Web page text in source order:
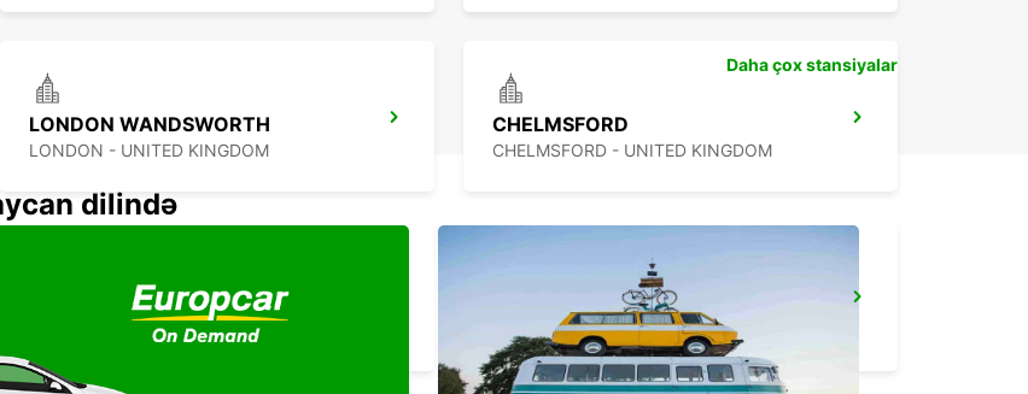
LONDON WANDSWORTH
LONDON - UNITED KINGDOM
CHELMSFORD
CHELMSFORD - UNITED KINGDOM
LONDON CROYDON
CROYDON - UNITED KINGDOM
STANSTED AIRPORT
STANSTED - UNITED KINGDOM
Daha çox stansiyalar
dilində